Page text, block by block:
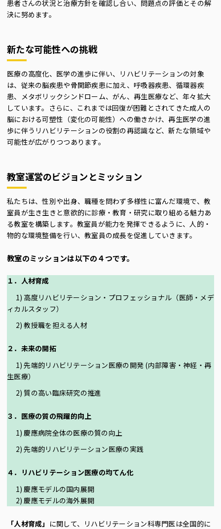
患者さんの状況と治療方針を確認し合い、問題点の評価とその解
決に努めます。
新たな可能性への挑戦
医療の高度化、医学の進歩に伴い、リハビリテーションの対象
は、従来の脳疾患や骨関節疾患に加え、呼吸器疾患、循環器疾
患、メタボリックシンドローム、がん、再生医療など、年々拡大
しています。さらに、これまでは回復が困難とされてきた成人の
脳における可塑性（変化の可能性）への働きかけ、再生医学の進
歩に伴うリハビリテーションの役割の再認識など、新たな領域や
可能性が広がりつつあります。
教室運営のビジョンとミッション
私たちは、性別や出身、職種を問わず多様性に富んだ環境で、教
室員が生き生きと意欲的に診療・教育・研究に取り組める魅力あ
る教室を構築します。教室員が能力を発揮できるように、人的・
物的な環境整備を行い、教室員の成長を促進していきます。
教室のミッションは以下の４つです。
１．人材育成
1) 高度リハビリテーション・プロフェッショナル（医師・メデ
ィカルスタッフ）
2) 教授職を担える人材
２．未来の開拓
1) 先端的リハビリテーション医療の開発 (内部障害・神経・再
生医療）
2) 質の高い臨床研究の推進
３．医療の質の飛躍的向上
1) 慶應病院全体の医療の質の向上
2) 先端的リハビリテーション医療の実践
４．リハビリテーション医療の均てん化
1) 慶應モデルの国内展開
2) 慶應モデルの海外展開
「人材育成」 に関して、リハビリテーション科専門医は全国的に